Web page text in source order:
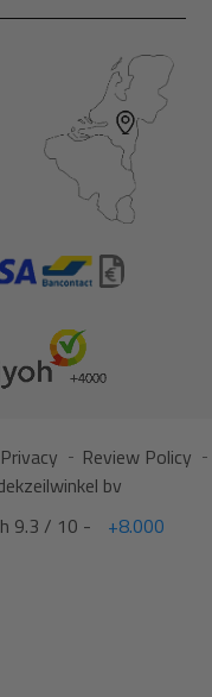
Privacy
Review Policy
bv
9.3 / 10 -
+8.000